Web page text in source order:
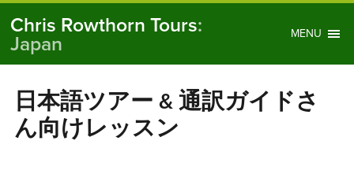
Chris Rowthorn Tours:
Japan
MENU
日本語ツアー & 通訳ガイドさ
ん向けレッスン